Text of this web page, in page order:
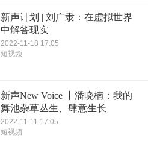
新声计划 | 刘广隶：在虚拟世界
中解答现实
2022-11-18 17:05
短视频
新声New Voice 丨潘晓楠：我的
舞池杂草丛生、肆意生长
2022-11-11 17:05
短视频